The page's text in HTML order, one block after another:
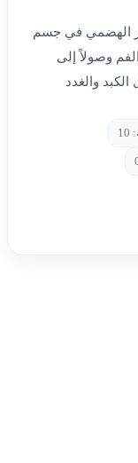
الهضمي في جسم
وصولاً إلى
والغدد